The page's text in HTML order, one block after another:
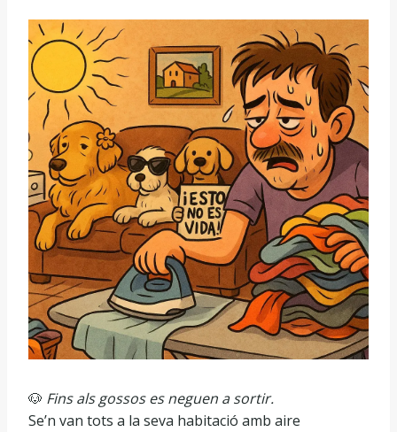
🐶 Fins als gossos es neguen a sortir.
Se’n van tots a la seva habitació amb aire